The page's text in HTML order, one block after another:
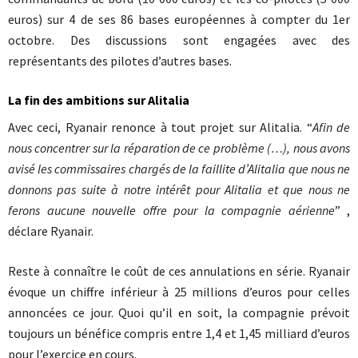
euros) sur 4 de ses 86 bases européennes à compter du 1er
octobre. Des discussions sont engagées avec des
représentants des pilotes d’autres bases.
La fin des ambitions sur Alitalia
Avec ceci, Ryanair renonce à tout projet sur Alitalia. “Afin de
nous concentrer sur la réparation de ce problème (…), nous avons
avisé les commissaires chargés de la faillite d’Alitalia que nous ne
donnons pas suite à notre intérêt pour Alitalia et que nous ne
ferons aucune nouvelle offre pour la compagnie aérienne” ,
déclare Ryanair.
Reste à connaître le coût de ces annulations en série. Ryanair
évoque un chiffre inférieur à 25 millions d’euros pour celles
annoncées ce jour. Quoi qu’il en soit, la compagnie prévoit
toujours un bénéfice compris entre 1,4 et 1,45 milliard d’euros
pour l’exercice en cours.